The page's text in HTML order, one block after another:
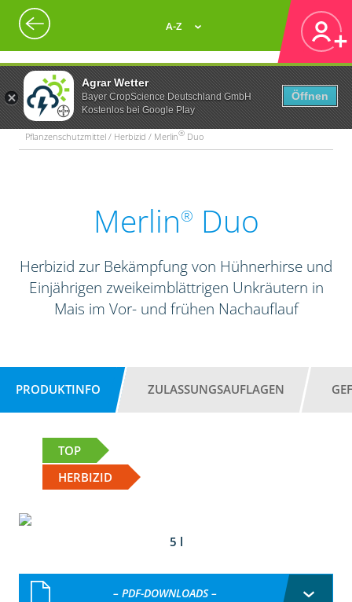
Agrar Wetter
Bayer CropScience Deutschland GmbH
Kostenlos bei Google Play
Öffnen
A-Z
Pflanzenschutzmittel / Herbizid / Merlin® Duo
Merlin® Duo
Herbizid zur Bekämpfung von Hühnerhirse und
Einjährigen zweikeimblättrigen Unkräutern in
Mais im Vor- und frühen Nachauflauf
PRODUKTINFO ZULASSUNGSAUFLAGEN
TOP
HERBIZID
5 l
– PDF-DOWNLOADS –